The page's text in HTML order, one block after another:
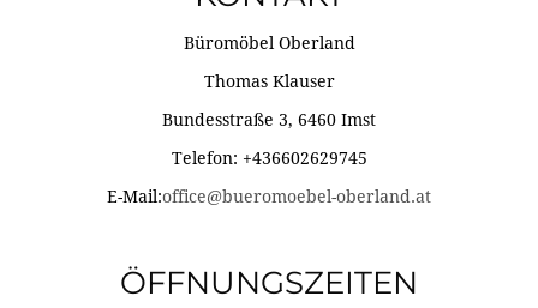
Büromöbel Oberland
Thomas Klauser
Bundesstraße 3, 6460 Imst
Telefon: +436602629745
E-Mail:office@bueromoebel-oberland.at
ÖFFNUNGSZEITEN